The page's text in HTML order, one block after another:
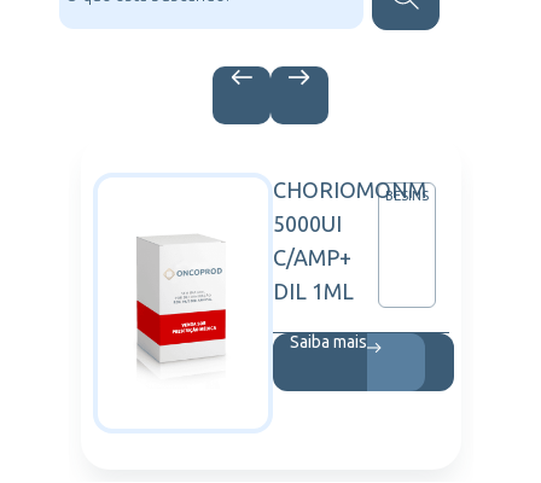
CHORIOMONM
5000UI
C/AMP+
DIL 1ML
BESINS
Saiba mais